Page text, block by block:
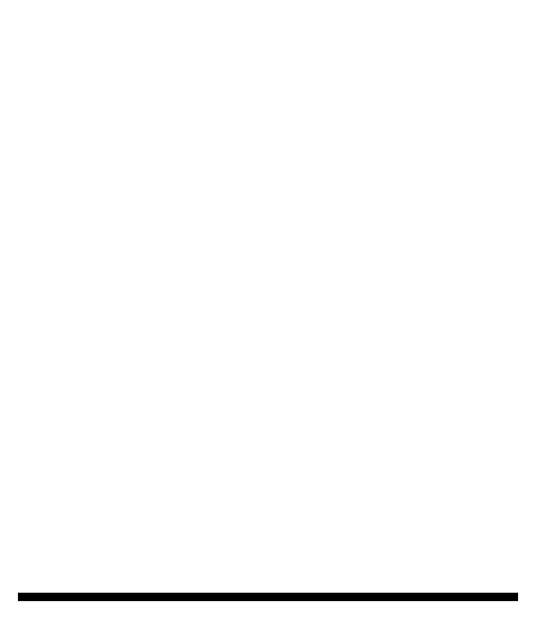
จุดบกพร่องบนใบหน้า ใช้แล้วผิวดูใสและดูชุ่มชื่นขึ้น มี